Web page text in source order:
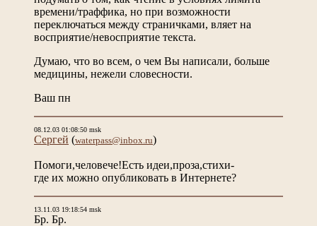
времени/траффика, но при возможности
переключаться между страничками, вляет на
восприятие/невосприятие текста.
Думаю, что во всем, о чем Вы написали, больше
медицины, нежели словесности.
Ваш пн
08.12.03 01:08:50 msk
Сергей (waterpass@inbox.ru)
Помоги,человече!Есть идеи,проза,стихи-
где их можно опубликовать в Интернете?
13.11.03 19:18:54 msk
Бр. Бр.